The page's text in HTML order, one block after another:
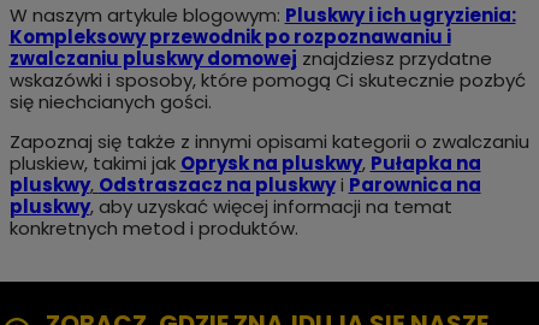
W naszym artykule blogowym: Pluskwy i ich ugryzienia:
Kompleksowy przewodnik po rozpoznawaniu i
zwalczaniu pluskwy domowej znajdziesz przydatne
wskazówki i sposoby, które pomogą Ci skutecznie pozbyć
się niechcianych gości.
Zapoznaj się także z innymi opisami kategorii o zwalczaniu
pluskiew, takimi jak Oprysk na pluskwy, Pułapka na
pluskwy, Odstraszacz na pluskwyi Parownica na
pluskwy, aby uzyskać więcej informacji na temat
konkretnych metod i produktów.